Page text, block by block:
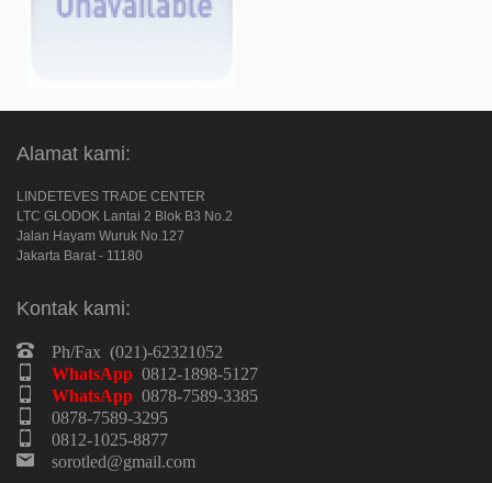
Alamat kami:
LINDETEVES TRADE CENTER
LTC GLODOK Lantai 2 Blok B3 No.2
Jalan Hayam Wuruk No.127
Jakarta Barat - 11180
Kontak kami:
Ph/Fax (021)-62321052
WhatsApp 0812-1898-5127
WhatsApp 0878-7589-3385
0878-7589-3295
0812-1025-8877
sorotled@gmail.com